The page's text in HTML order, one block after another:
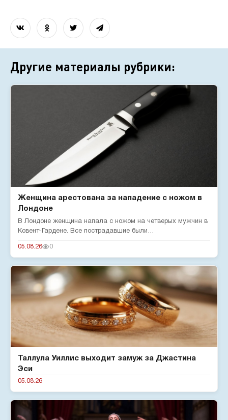
Другие материалы рубрики:
Женщина арестована за нападение с ножом в
Лондоне
В Лондоне женщина напала с ножом на четверых мужчин в
Ковент-Гардене. Все пострадавшие были
05.08.26 0
Таллула Уиллис выходит замуж за Джастина
Эси
05.08.26